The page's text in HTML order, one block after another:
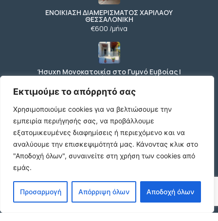
Εκτιμούμε το απόρρητό σας
Χρησιμοποιούμε cookies για να βελτιώσουμε την
εμπειρία περιήγησής σας, να προβάλλουμε
εξατομικευμένες διαφημίσεις ή περιεχόμενο και να
αναλύουμε την επισκεψιμότητά μας. Κάνοντας κλικ στο
"Αποδοχή όλων", συναινείτε στη χρήση των cookies από
εμάς.
Προσαρμογή Απόρριψη όλων Αποδοχή όλων
ΕΝΟΙΚΙΑΣΗ ΔΙΑΜΕΡΙΣΜΑΤΟΣ ΧΑΡΙΛΑΟΥ
ΘΕΣΣΑΛΟΝΙΚΗ
€600 /μήνα
Ήσυχη Μονοκατοικία στο Γυμνό Ευβοίας |
Κοντά σε Θάλασσα & Βουνό
€52 /μήνα
ΕΝΟΙΚΙΑΣΗ ΔΙΑΜΕΡΙΣΜΑΤΟΣ ΧΑΡΙΛΑΟΥ
ΘΕΣΣΑΛΟΝΙΚΗ
€600 /μήνα
Κωδικος ακινητου Μ480 καταστημα στον
Ευοσμο